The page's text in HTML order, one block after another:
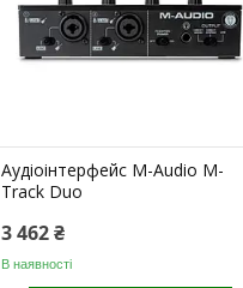
Аудіоінтерфейс M-Audio M-
Track Duo
3 462 ₴
В наявності